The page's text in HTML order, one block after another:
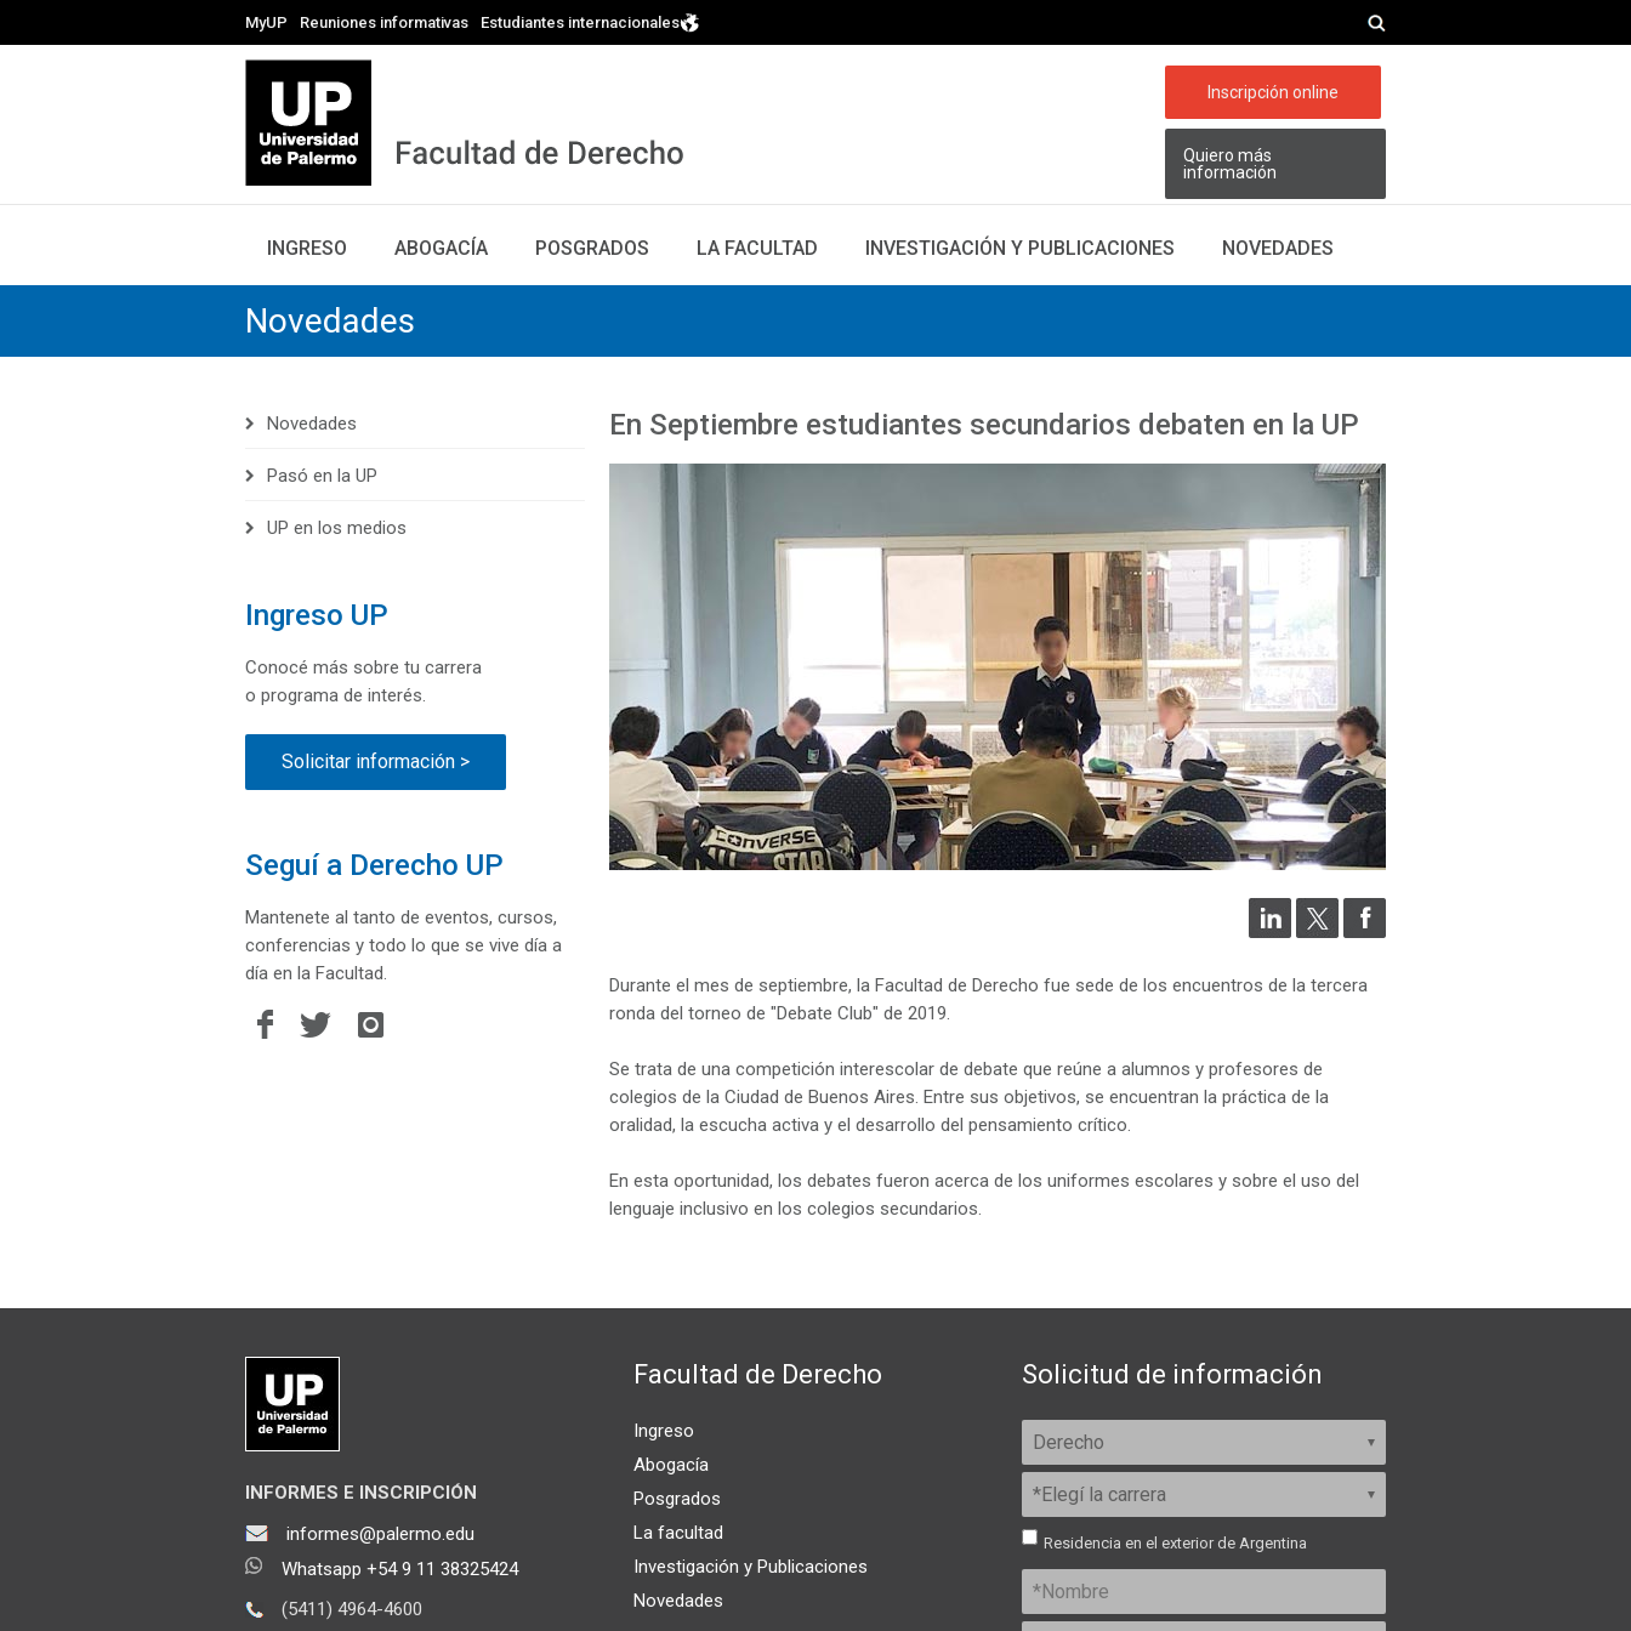
MyUP Reuniones informativas Estudiantes internacionales
Inscripción online
Quiero más
información
INGRESO ABOGACÍA POSGRADOS LA FACULTAD INVESTIGACIÓN Y PUBLICACIONES NOVEDADES
Novedades
En Septiembre estudiantes secundarios debaten en la UP
Durante el mes de septiembre, la Facultad de Derecho fue sede de los encuentros de la tercera
ronda del torneo de "Debate Club" de 2019.
Se trata de una competición interescolar de debate que reúne a alumnos y profesores de
colegios de la Ciudad de Buenos Aires. Entre sus objetivos, se encuentran la práctica de la
oralidad, la escucha activa y el desarrollo del pensamiento crítico.
En esta oportunidad, los debates fueron acerca de los uniformes escolares y sobre el uso del
lenguaje inclusivo en los colegios secundarios.
Novedades
Pasó en la UP
UP en los medios
Ingreso UP
Conocé más sobre tu carrera
o programa de interés.
Solicitar información >
Seguí a Derecho UP
Mantenete al tanto de eventos, cursos,
conferencias y todo lo que se vive día a
día en la Facultad.
INFORMES E INSCRIPCIÓN
informes@palermo.edu
Whatsapp +54 9 11 38325424
(5411) 4964-4600
Facultad de Derecho
Ingreso
Abogacía
Posgrados
La facultad
Investigación y Publicaciones
Novedades
Solicitud de información
Residencia en el exterior de Argentina